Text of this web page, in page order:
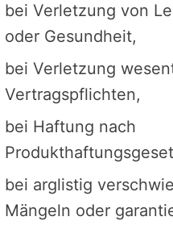
bei Verletzung von
oder Gesundheit,
bei Verletzung
Vertragspflichten,
bei Haftung nach
bei arglistig
Mängeln oder